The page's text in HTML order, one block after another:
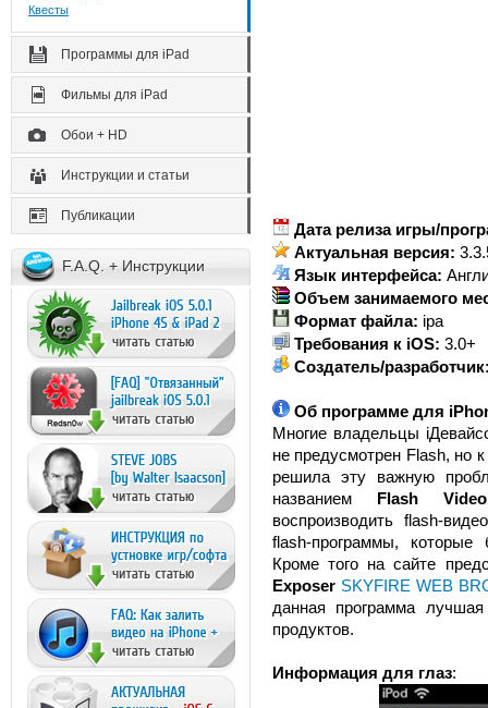
Квесты
Программы для iPad
Фильмы для iPad
Обои + HD
Инструкции и статьи
Публикации
F.A.Q. + Инструкции
Дата релиза игры/
Актуальная версия:
Язык интерфейса:
Объем занимаемого
Формат файла: ipa
Требования к iOS: 3.0+
Создатель/
Об программе для
Многие владельцы
не предусмотрен Flash, но
решила эту важную
названием Flash
воспроизводить flash-
flash-программы,
Кроме того на сайте
Exposer SKYFIRE WEB
данная программа
продуктов.
Информация для глаз: